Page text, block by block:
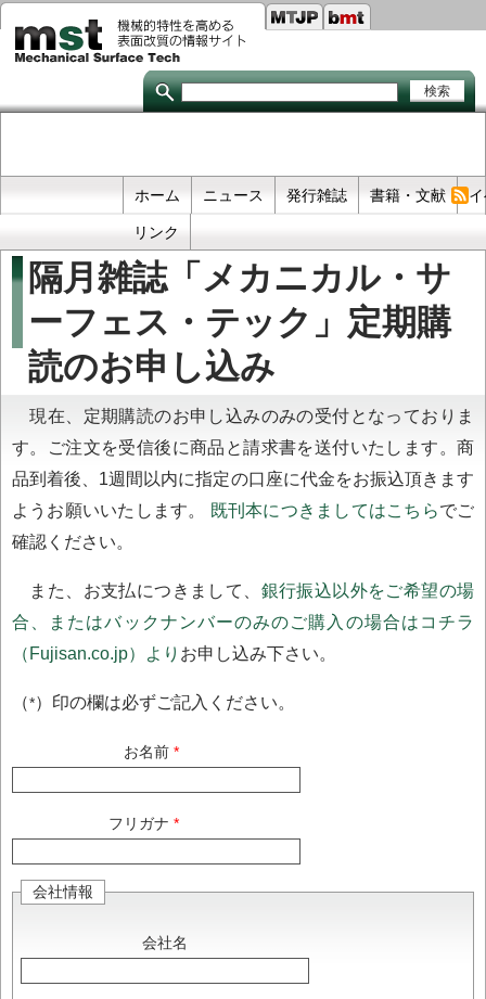
メ
イ
テ
links
ホーム ニュース 発行雑誌 書籍・文献
リンク
隔月雑誌「メカニカル・サ
ーフェス・テック」定期購
読のお申し込み
現在、定期購読のお申し込みのみの受付となっておりま
す。ご注文を受信後に商品と請求書を送付いたします。商
品到着後、1週間以内に指定の口座に代金をお振込頂きます
ようお願いいたします。
既刊本につきましてはこちらでご
確認ください。
また、お支払につきまして、 銀行振込以外をご希望の場
合、またはバックナンバーのみのご購入の場合はコチラ
（Fujisan.co.jp）より お申し込み下さい。
（*）印の欄は必ずご記入ください。
お名前
フリガナ
会社情報
会社名